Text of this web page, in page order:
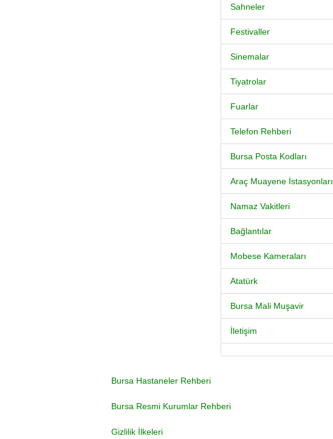
Sahneler
Festivaller
Sinemalar
Tiyatrolar
Fuarlar
Telefon Rehberi
Bursa Posta Kodları
Araç Muayene İstasyonları
Namaz Vakitleri
Bağlantılar
Mobese Kameraları
Atatürk
Bursa Mali Muşavir
İletişim
Bursa Hastaneler Rehberi
Bursa Resmi Kurumlar Rehberi
Gizlilik İlkeleri